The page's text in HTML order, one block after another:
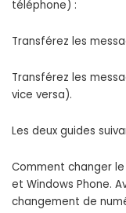
téléphone) :
Transférez les
Transférez les
vice versa).
Les deux guides
Comment changer
et Windows Phone.
changement de